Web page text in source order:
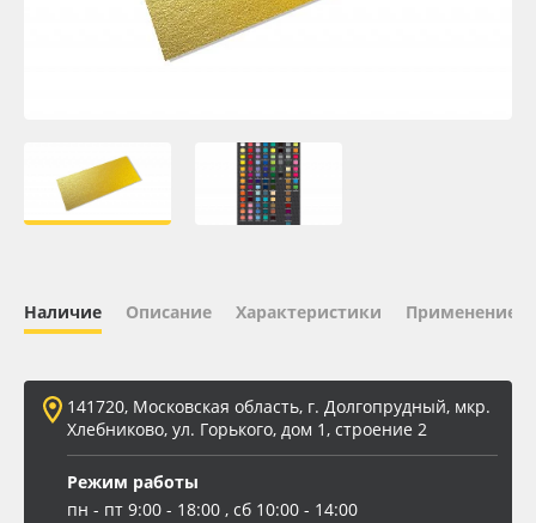
Плёнка монтажная Oratape
ПЭТ листовой
Баннер
Заготовки для сувениров
Наличие Описание Характеристики Применение
141720, Московская область, г. Долгопрудный, мкр.
Хлебниково, ул. Горького, дом 1, строение 2
Режим работы
пн - пт 9:00 - 18:00 , сб 10:00 - 14:00